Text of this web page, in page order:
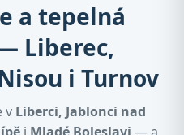
a tepelná
Liberec,
i Turnov
v Liberci, Jablonci nad